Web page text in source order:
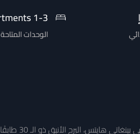
1-3 BR Apartments
الوحدات المتاحة